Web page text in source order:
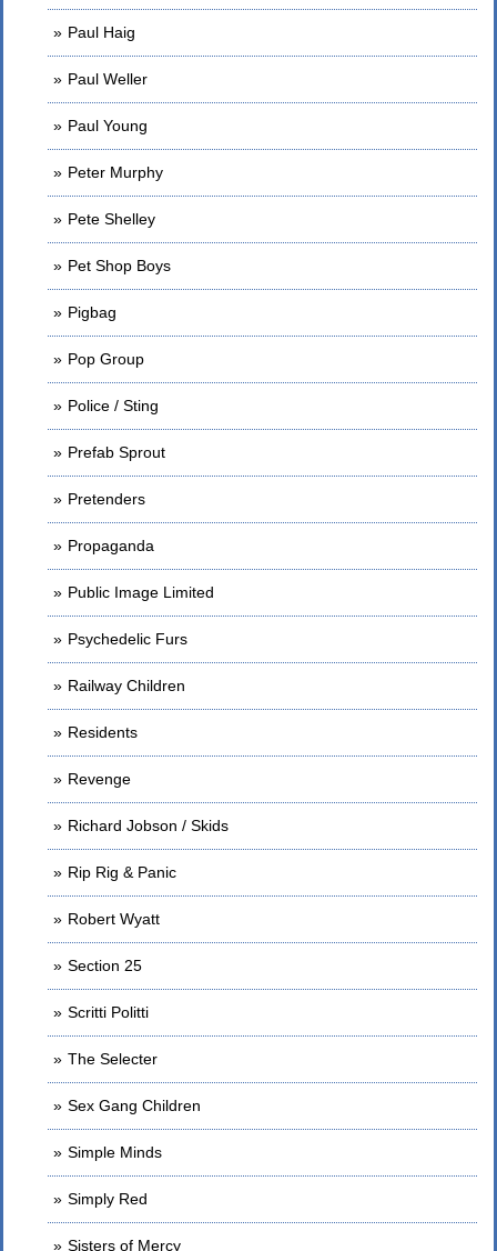
Paul Haig
Paul Weller
Paul Young
Peter Murphy
Pete Shelley
Pet Shop Boys
Pigbag
Pop Group
Police / Sting
Prefab Sprout
Pretenders
Propaganda
Public Image Limited
Psychedelic Furs
Railway Children
Residents
Revenge
Richard Jobson / Skids
Rip Rig & Panic
Robert Wyatt
Section 25
Scritti Politti
The Selecter
Sex Gang Children
Simple Minds
Simply Red
Sisters of Mercy